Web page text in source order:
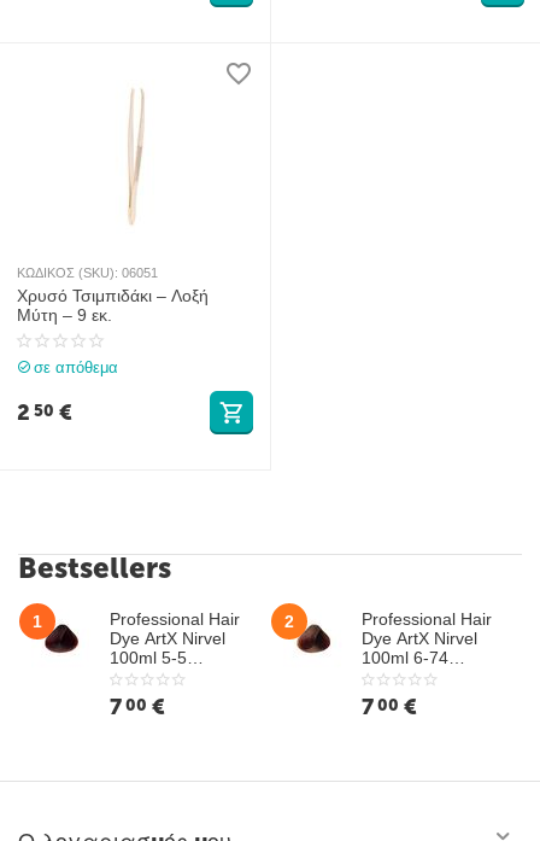
ΚΩΔΙΚΟΣ (SKU): 06051
Χρυσό Τσιμπιδάκι – Λοξή
Μύτη – 9 εκ.
σε απόθεμα
2 50 €
Bestsellers
1
Professional Hair
Dye ArtX Nirvel
100ml 5-5
Mahogany Light
Chestnut
7 00 €
2
Professional Hair
Dye ArtX Nirvel
100ml 6-74
Hazelnut Dark
Chestnut
7 00 €